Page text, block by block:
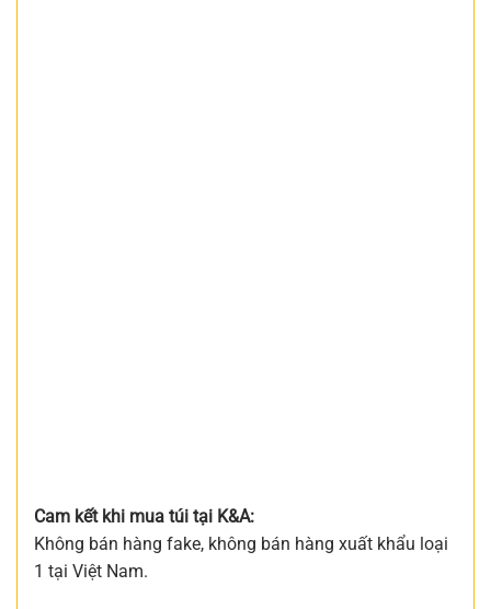
Cam kết khi mua túi tại K&A:
Không bán hàng fake, không bán hàng xuất khẩu loại
1 tại Việt Nam.